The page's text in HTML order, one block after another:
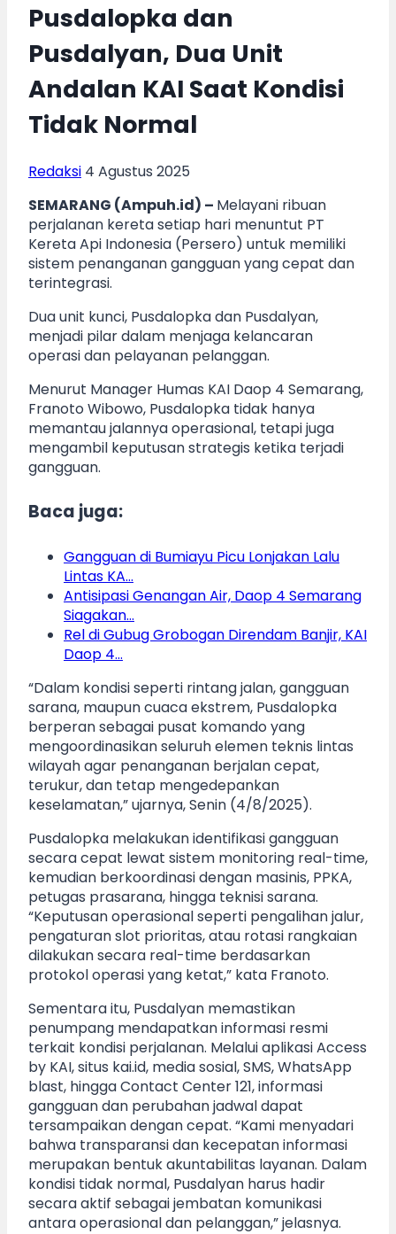
Pusdalopka dan
Pusdalyan, Dua Unit
Andalan KAI Saat Kondisi
Tidak Normal
Redaksi 4 Agustus 2025
SEMARANG (Ampuh.id) – Melayani ribuan
perjalanan kereta setiap hari menuntut PT
Kereta Api Indonesia (Persero) untuk memiliki
sistem penanganan gangguan yang cepat dan
terintegrasi.
Dua unit kunci, Pusdalopka dan Pusdalyan,
menjadi pilar dalam menjaga kelancaran
operasi dan pelayanan pelanggan.
Menurut Manager Humas KAI Daop 4 Semarang,
Franoto Wibowo, Pusdalopka tidak hanya
memantau jalannya operasional, tetapi juga
mengambil keputusan strategis ketika terjadi
gangguan.
Baca juga:
Gangguan di Bumiayu Picu Lonjakan Lalu
Lintas KA…
Antisipasi Genangan Air, Daop 4 Semarang
Siagakan…
Rel di Gubug Grobogan Direndam Banjir, KAI
Daop 4…
“Dalam kondisi seperti rintang jalan, gangguan
sarana, maupun cuaca ekstrem, Pusdalopka
berperan sebagai pusat komando yang
mengoordinasikan seluruh elemen teknis lintas
wilayah agar penanganan berjalan cepat,
terukur, dan tetap mengedepankan
keselamatan,” ujarnya, Senin (4/8/2025).
Pusdalopka melakukan identifikasi gangguan
secara cepat lewat sistem monitoring real-time,
kemudian berkoordinasi dengan masinis, PPKA,
petugas prasarana, hingga teknisi sarana.
“Keputusan operasional seperti pengalihan jalur,
pengaturan slot prioritas, atau rotasi rangkaian
dilakukan secara real-time berdasarkan
protokol operasi yang ketat,” kata Franoto.
Sementara itu, Pusdalyan memastikan
penumpang mendapatkan informasi resmi
terkait kondisi perjalanan. Melalui aplikasi Access
by KAI, situs kai.id, media sosial, SMS, WhatsApp
blast, hingga Contact Center 121, informasi
gangguan dan perubahan jadwal dapat
tersampaikan dengan cepat. “Kami menyadari
bahwa transparansi dan kecepatan informasi
merupakan bentuk akuntabilitas layanan. Dalam
kondisi tidak normal, Pusdalyan harus hadir
secara aktif sebagai jembatan komunikasi
antara operasional dan pelanggan,” jelasnya.